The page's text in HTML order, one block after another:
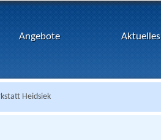
Angebote Aktuelles
Heidsiek